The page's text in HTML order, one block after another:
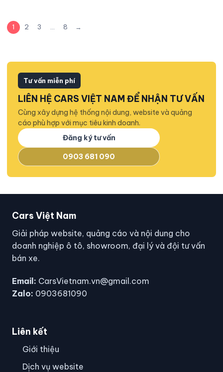
1 2 3 … 8 →
Tư vấn miễn phí
LIÊN HỆ CARS VIỆT NAM ĐỂ NHẬN TƯ VẤN
Cùng xây dựng hệ thống nội dung, website và quảng
cáo phù hợp với mục tiêu kinh doanh.
Đăng ký tư vấn
0903 681 090
Cars Việt Nam
Giải pháp website, quảng cáo và nội dung cho
doanh nghiệp ô tô, showroom, đại lý và đội tư vấn
bán xe.
Email: CarsVietnam.vn@gmail.com
Zalo: 0903681090
Liên kết
Giới thiệu
Dịch vụ website